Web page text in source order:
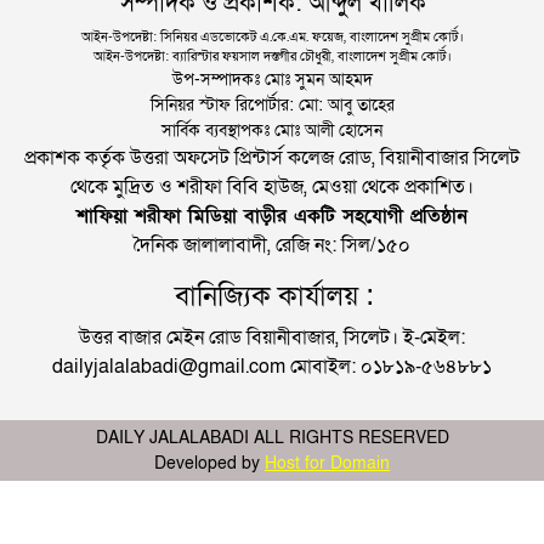
আইন-উপদেষ্টা: সিনিয়র এডভোকেট এ.কে.এম. ফয়েজ, বাংলাদেশ সুপ্রীম কোর্ট।
আইন-উপদেষ্টা: ব্যারিস্টার ফয়সাল দস্তগীর চৌধুরী, বাংলাদেশ সুপ্রীম কোর্ট।
উপ-সম্পাদকঃ মোঃ সুমন আহমদ
সিনিয়র স্টাফ রিপোর্টার: মো: আবু তাহের
সার্বিক ব্যবস্থাপকঃ মোঃ আলী হোসেন
প্রকাশক কর্তৃক উত্তরা অফসেট প্রিন্টার্স কলেজ রোড, বিয়ানীবাজার সিলেট
থেকে মুদ্রিত ও শরীফা বিবি হাউজ, মেওয়া থেকে প্রকাশিত।
শাফিয়া শরীফা মিডিয়া বাড়ীর একটি সহযোগী প্রতিষ্ঠান
দৈনিক জালালাবাদী, রেজি নং: সিল/১৫০
বানিজ্যিক কার্যালয় :
উত্তর বাজার মেইন রোড বিয়ানীবাজার, সিলেট। ই-মেইল:
dailyjalalabadi@gmail.com মোবাইল: ০১৮১৯-৫৬৪৮৮১
DAILY JALALABADI ALL RIGHTS RESERVED
Developed by Host for Domain